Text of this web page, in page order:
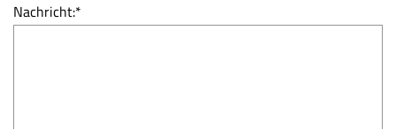
Nachricht:*